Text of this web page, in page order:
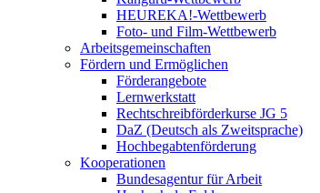
HEUREKA!-Wettbewerb
Foto- und Film-Wettbewerb
Arbeitsgemeinschaften
Fördern und Ermöglichen
Förderangebote
Lernwerkstatt
Rechtschreibförderkurse JG 5
DaZ (Deutsch als Zweitsprache)
Hochbegabtenförderung
Kooperationen
Bundesagentur für Arbeit